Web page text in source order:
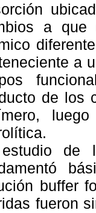
a que
a
de los
de
buffer
fueron